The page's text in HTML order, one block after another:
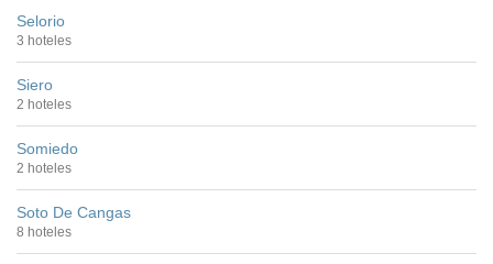
Selorio
3 hoteles
Siero
2 hoteles
Somiedo
2 hoteles
Soto De Cangas
8 hoteles